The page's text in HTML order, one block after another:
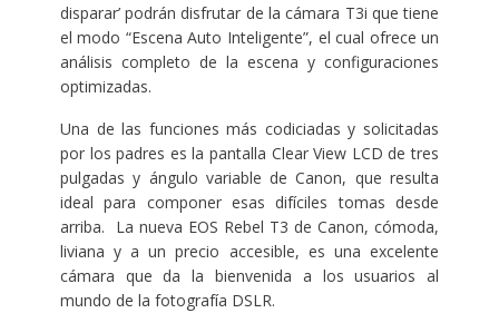
disparar’ podrán disfrutar de la cámara T3i que tiene
el modo “Escena Auto Inteligente”, el cual ofrece un
análisis completo de la escena y configuraciones
optimizadas.
Una de las funciones más codiciadas y solicitadas
por los padres es la pantalla Clear View LCD de tres
pulgadas y ángulo variable de Canon, que resulta
ideal para componer esas difíciles tomas desde
arriba. La nueva EOS Rebel T3 de Canon, cómoda,
liviana y a un precio accesible, es una excelente
cámara que da la bienvenida a los usuarios al
mundo de la fotografía DSLR.